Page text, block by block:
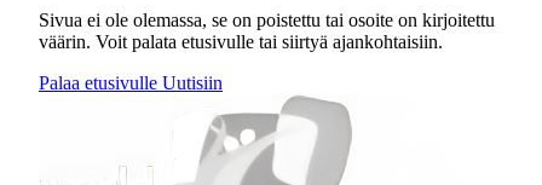
Sivua ei ole olemassa, se on poistettu tai osoite on kirjoitettu
väärin. Voit palata etusivulle tai siirtyä ajankohtaisiin.
Palaa etusivulle Uutisiin